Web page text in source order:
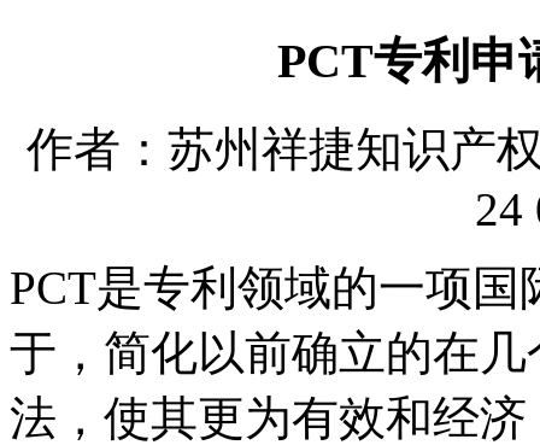
PCT专利申
作者：苏州祥捷知识产
24
PCT是专利领域的一项
于，简化以前确立的在
法，使其更为有效和经